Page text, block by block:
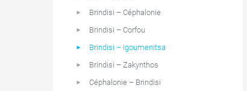
Brindisi – Céphalonie
Brindisi – Corfou
Brindisi – Igoumenitsa
Brindisi – Zakynthos
Céphalonie – Brindisi